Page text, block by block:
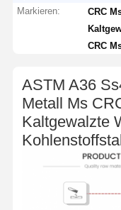
Markieren:
CRC
CRC
ASTM A36
Metall Ms
Kaltgewalzte